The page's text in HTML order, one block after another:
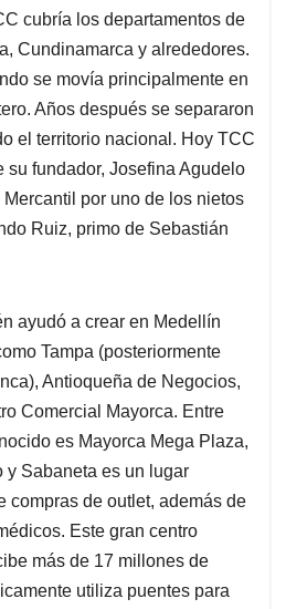
cubría los departamentos de
Cundinamarca y alrededores.
se movía principalmente en
Años después se separaron
el territorio nacional. Hoy TCC
su fundador, Josefina Agudelo
por uno de los nietos
Ruiz, primo de Sebastián
ayudó a crear en Medellín
Tampa (posteriormente
Antioqueña de Negocios,
Comercial Mayorca. Entre
es Mayorca Mega Plaza,
y Sabaneta es un lugar
compras de outlet, además de
Este gran centro
más de 17 millones de
utiliza puentes para